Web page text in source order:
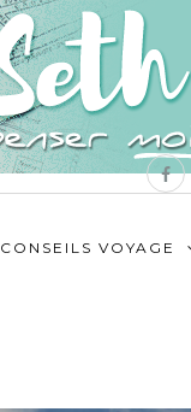
CONSEILS VOYAGE